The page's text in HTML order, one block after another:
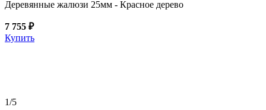
Деревянные жалюзи 25мм - Красное дерево
7 755 ₽
Купить
1/5